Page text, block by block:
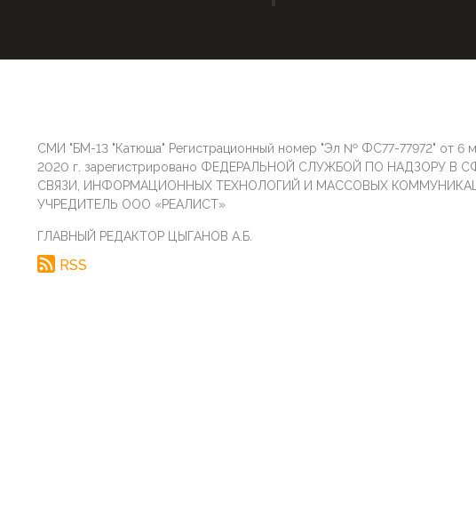
СМИ "БМ-13 "Катюша" Регистрационный номер "Эл № ФС77-77972" от 6
2020 г. зарегистрировано ФЕДЕРАЛЬНОЙ СЛУЖБОЙ ПО НАДЗОРУ В
СВЯЗИ, ИНФОРМАЦИОННЫХ ТЕХНОЛОГИЙ И МАССОВЫХ
УЧРЕДИТЕЛЬ ООО «РЕАЛИСТ»
ГЛАВНЫЙ РЕДАКТОР ЦЫГАНОВ А.Б.
RSS